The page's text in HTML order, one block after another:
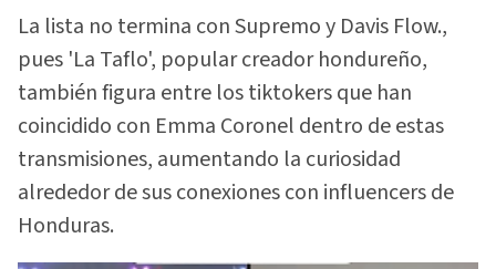
La lista no termina con Supremo y Davis Flow.,
pues 'La Taflo', popular creador hondureño,
también figura entre los tiktokers que han
coincidido con Emma Coronel dentro de estas
transmisiones, aumentando la curiosidad
alrededor de sus conexiones con influencers de
Honduras.